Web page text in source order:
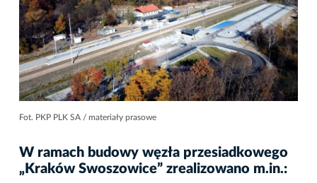
Fot. PKP PLK SA / materiały prasowe
W ramach budowy węzła przesiadkowego
„Kraków Swoszowice” zrealizowano m.in.: